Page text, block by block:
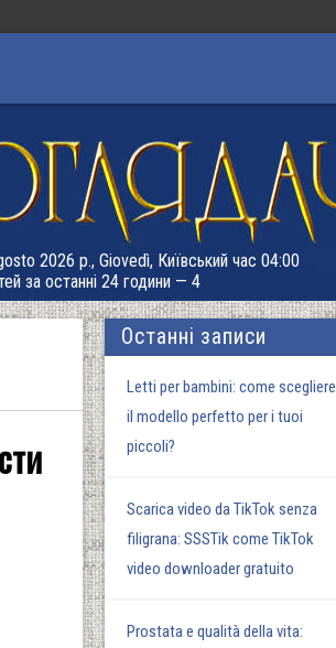
2026 р., Giovedì, Київський час 04:00
за останні 24 години — 4
Останні записи
Letti per bambini: come scegliere
il modello perfetto per i tuoi
piccoli?
Scarica video da TikTok senza
filigrana: SSSTik come TikTok
video downloader gratuito
Prostata e qualità della vita: